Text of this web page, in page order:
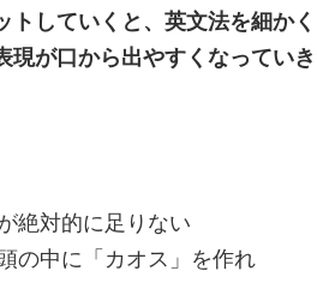
していくと、英文法を細かく
が口から出やすくなっていき
絶対的に足りない
の中に「カオス」を作れ